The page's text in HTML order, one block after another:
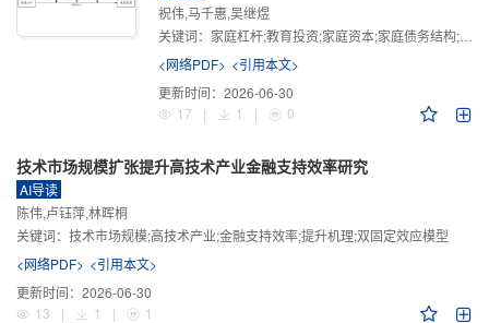
祝伟,马千惠,吴继煜
关键词： 家庭杠杆;教育投资;家庭资本;家庭债务结构;CHFS
<网络PDF> <引用本文>
更新时间： 2026-06-30
17
| 1 | 0
技术市场规模扩张提升高技术产业金融支持效率研究
AI导读
陈伟,卢钰萍,林晖桐
关键词： 技术市场规模;高技术产业;金融支持效率;提升机理;双固定效应模型
<网络PDF> <引用本文>
更新时间： 2026-06-30
13
| 1 | 1